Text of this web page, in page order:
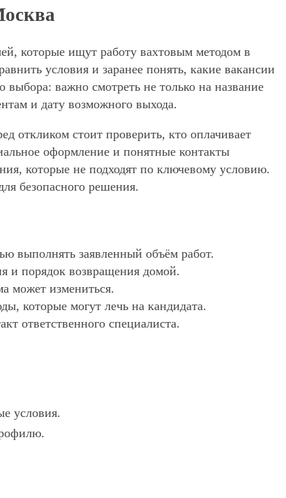
которые ищут работу вахтовым методом в
условия и заранее понять, какие вакансии
важно смотреть не только на название
и дату возможного выхода.
откликом стоит проверить, кто оплачивает
оформление и понятные контакты
которые не подходят по ключевому условию.
безопасного решения.
выполнять заявленный объём работ.
и порядок возвращения домой.
может измениться.
которые могут лечь на кандидата.
ответственного специалиста.
условия.